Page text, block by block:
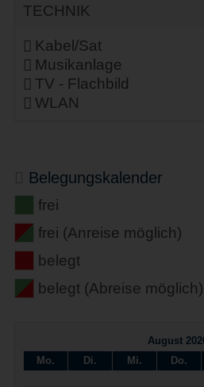
TECHNIK
Kabel/Sat
Musikanlage
TV - Flachbild
WLAN
Belegungskalender
frei
frei (Anreise möglich)
belegt
belegt (Abreise möglich)
August
Mo.
Di. Mi. Do.